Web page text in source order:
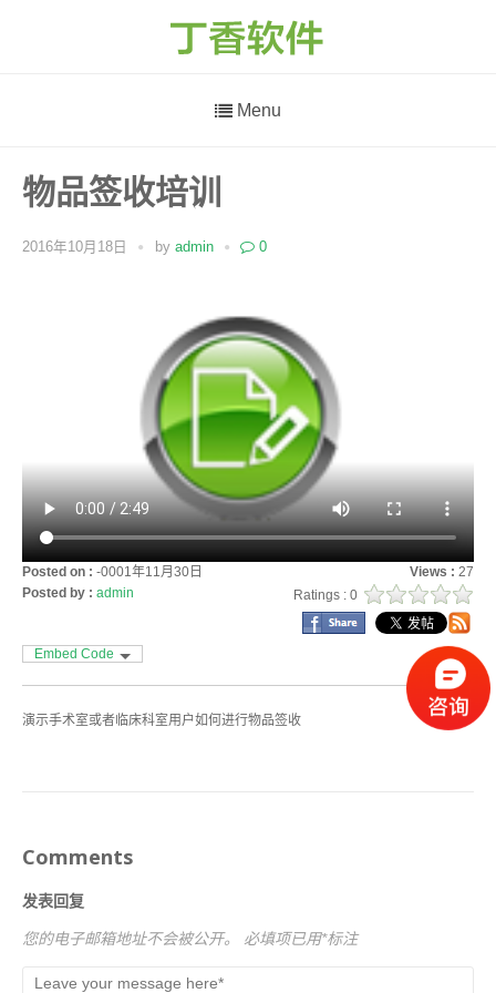
Menu
物品签收培训
2016年10月18日 by admin 0
Posted on : -0001年11月30日 Views : 27
Posted by : admin Ratings : 0
Embed Code
演示手术室或者临床科室用户如何进行物品签收
Comments
发表回复
您的电子邮箱地址不会被公开。 必填项已用*标注